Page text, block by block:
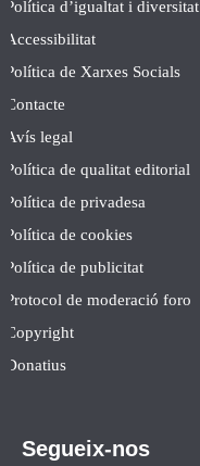
Política d’igualtat i diversitat
Accessibilitat
Política de Xarxes Socials
Contacte
Avís legal
Política de qualitat editorial
Política de privadesa
Política de cookies
Política de publicitat
Protocol de moderació foro
Copyright
Donatius
Segueix-nos